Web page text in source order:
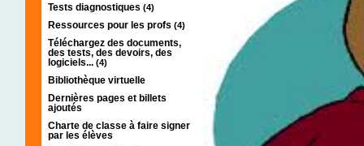
Tests diagnostiques (4)
Ressources pour les profs (4)
Téléchargez des documents,
des tests, des devoirs, des
logiciels... (4)
Bibliothèque virtuelle
Dernières pages et billets
ajoutés
Charte de classe à faire signer
par les élèves